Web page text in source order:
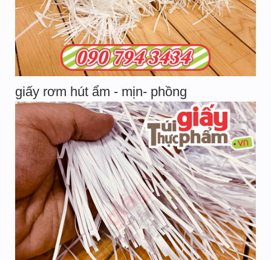
giấy rơm hút ẩm - mịn- phồng